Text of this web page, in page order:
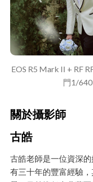
EOS R5 Mark II + RF
門1/
關於攝影師
古皓
古皓老師是一位資深
有三十年的豐富經驗